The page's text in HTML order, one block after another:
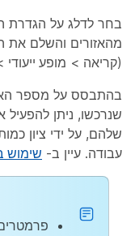
בחר לדלג על הגדרת
(קריאה > מופע ייעודי
בהתבסס על מספר
שנרכשו, ניתן
שלהם, על ידי ציון
עבודה. עיין ב- שימוש